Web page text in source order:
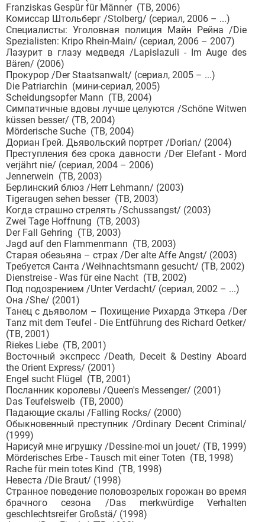
Franziskas Gespür für Männer (ТВ, 2006)
Комиссар Штольберг /Stolberg/ (сериал, 2006 – ...)
Специалисты: Уголовная полиция Майн Рейна /Die
Spezialisten: Kripo Rhein-Main/ (сериал, 2006 – 2007)
Лазурит в глазу медведя /Lapislazuli - Im Auge des
Bären/ (2006)
Прокурор /Der Staatsanwalt/ (сериал, 2005 – ...)
Die Patriarchin (мини-сериал, 2005)
Scheidungsopfer Mann (ТВ, 2004)
Симпатичные вдовы лучше целуются /Schöne Witwen
küssen besser/ (ТВ, 2004)
Mörderische Suche (ТВ, 2004)
Дориан Грей. Дьявольский портрет /Dorian/ (2004)
Преступления без срока давности /Der Elefant - Mord
verjährt nie/ (сериал, 2004 – 2006)
Jennerwein (ТВ, 2003)
Берлинский блюз /Herr Lehmann/ (2003)
Tigeraugen sehen besser (ТВ, 2003)
Когда страшно стрелять /Schussangst/ (2003)
Zwei Tage Hoffnung (ТВ, 2003)
Der Fall Gehring (ТВ, 2003)
Jagd auf den Flammenmann (ТВ, 2003)
Старая обезьяна – страх /Der alte Affe Angst/ (2003)
Требуется Санта /Weihnachtsmann gesucht/ (ТВ, 2002)
Dienstreise - Was für eine Nacht (ТВ, 2002)
Под подозрением /Unter Verdacht/ (сериал, 2002 – ...)
Она /She/ (2001)
Танец с дьяволом – Похищение Рихарда Эткера /Der
Tanz mit dem Teufel - Die Entführung des Richard Oetker/
(ТВ, 2001)
Riekes Liebe (ТВ, 2001)
Восточный экспресс /Death, Deceit & Destiny Aboard
the Orient Express/ (2001)
Engel sucht Flügel (ТВ, 2001)
Посланник королевы /Queen's Messenger/ (2001)
Das Teufelsweib (ТВ, 2000)
Падающие скалы /Falling Rocks/ (2000)
Обыкновенный преступник /Ordinary Decent Criminal/
(1999)
Нарисуй мне игрушку /Dessine-moi un jouet/ (ТВ, 1999)
Mörderisches Erbe - Tausch mit einer Toten (ТВ, 1998)
Rache für mein totes Kind (ТВ, 1998)
Невеста /Die Braut/ (1998)
Странное поведение половозрелых горожан во время
брачного сезона /Das merkwürdige Verhalten
geschlechtsreifer Großstä/ (1998)